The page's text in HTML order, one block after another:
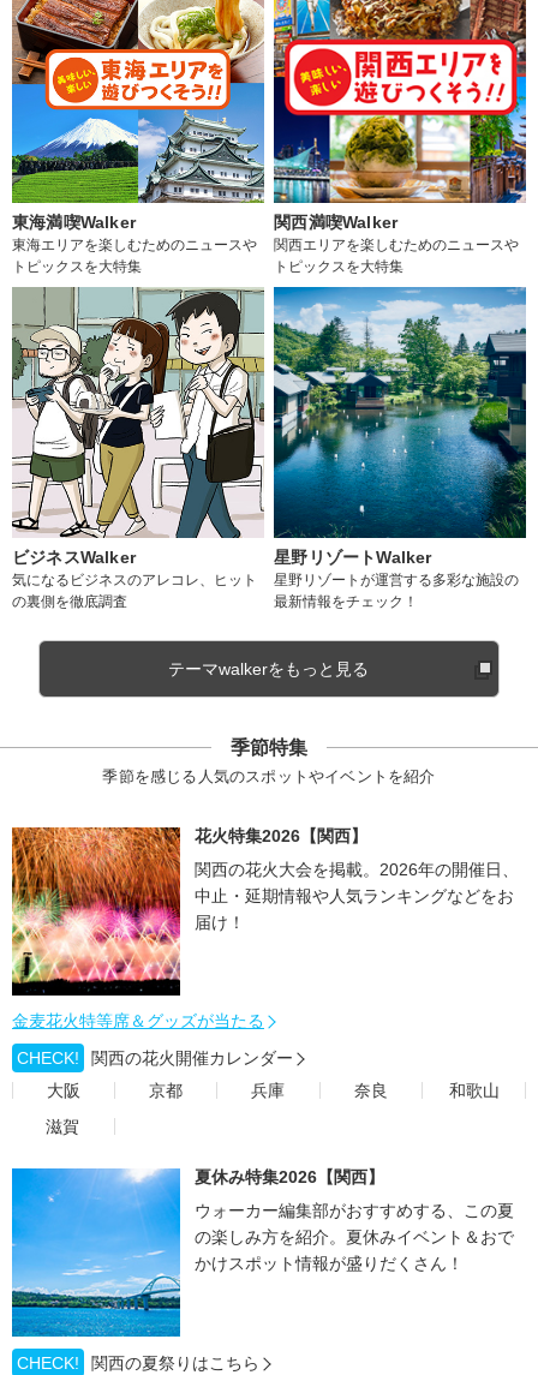
東海満喫Walker
東海エリアを楽しむためのニュースや
トピックスを大特集
関西満喫Walker
関西エリアを楽しむためのニュースや
トピックスを大特集
ビジネスWalker
気になるビジネスのアレコレ、ヒット
の裏側を徹底調査
星野リゾートWalker
星野リゾートが運営する多彩な施設の
最新情報をチェック！
テーマwalkerをもっと見る
季節特集
季節を感じる人気のスポットやイベントを紹介
花火特集2026【関西】
関西の花火大会を掲載。2026年の開催日、
中止・延期情報や人気ランキングなどをお
届け！
金麦花火特等席＆グッズが当たる
CHECK!
関西の花火開催カレンダー
大阪
京都 兵庫 奈良
和歌山
滋賀
夏休み特集2026【関西】
ウォーカー編集部がおすすめする、この夏
の楽しみ方を紹介。夏休みイベント＆おで
かけスポット情報が盛りだくさん！
CHECK!
関西の夏祭りはこちら